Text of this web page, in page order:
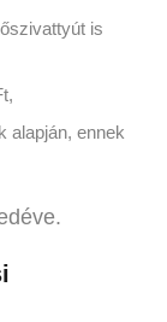
is
alapján, ennek